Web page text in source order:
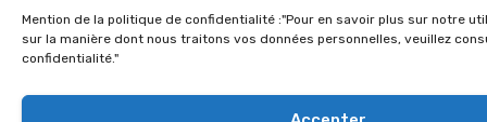
Mention de la politique de confidentialité :"Pour en savoir plus sur notre
sur la manière dont nous traitons vos données personnelles, veuillez
confidentialité."